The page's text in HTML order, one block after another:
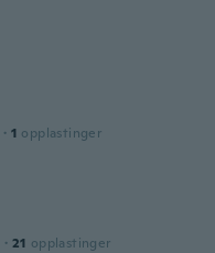
· 1 opplastinger
· 21 opplastinger